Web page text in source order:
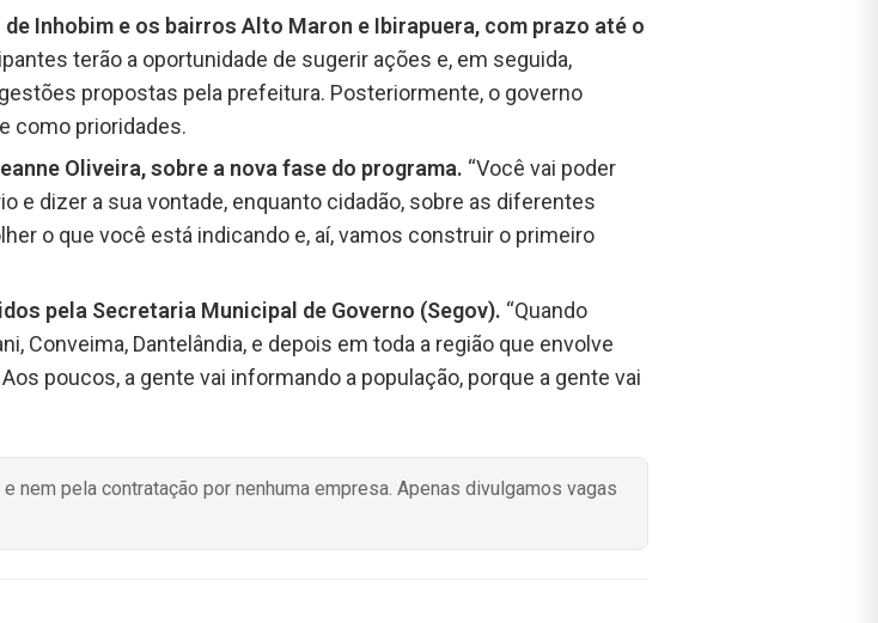
Inhobim e os bairros Alto Maron e Ibirapuera, com prazo até o
terão a oportunidade de sugerir ações e, em seguida,
propostas pela prefeitura. Posteriormente, o governo
como prioridades.
Oliveira, sobre a nova fase do programa. “Você vai poder
e dizer a sua vontade, enquanto cidadão, sobre as diferentes
o que você está indicando e, aí, vamos construir o primeiro
pela Secretaria Municipal de Governo (Segov). “Quando
Conveima, Dantelândia, e depois em toda a região que envolve
poucos, a gente vai informando a população, porque a gente vai
nem pela contratação por nenhuma empresa. Apenas divulgamos vagas